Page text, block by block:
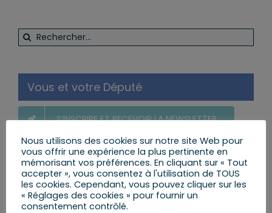
Rechercher:
Vous et votre Député
S’INSCRIRE ET RECEVOIR LA NEWSLETTER
MES LETTRES ENVOYÉES AUX CITOYENS
POSER UNE QUESTION AU DÉPUTÉ
Nous utilisons des cookies sur notre site Web pour
vous offrir une expérience la plus pertinente en
mémorisant vos préférences. En cliquant sur « Tout
accepter », vous consentez à l'utilisation de TOUS
les cookies. Cependant, vous pouvez cliquer sur les
« Réglages des cookies » pour fournir un
consentement contrôlé.